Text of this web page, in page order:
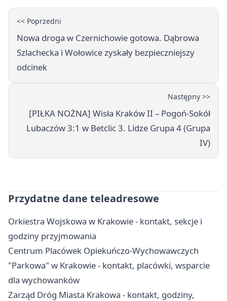
<< Poprzedni
Nowa droga w Czernichowie gotowa. Dąbrowa
Szlachecka i Wołowice zyskały bezpieczniejszy
odcinek
Następny >>
[PIŁKA NOŻNA] Wisła Kraków II – Pogoń-Sokół
Lubaczów 3:1 w Betclic 3. Lidze Grupa 4 (Grupa
IV)
Przydatne dane teleadresowe
Orkiestra Wojskowa w Krakowie - kontakt, sekcje i
godziny przyjmowania
Centrum Placówek Opiekuńczo-Wychowawczych
"Parkowa" w Krakowie - kontakt, placówki, wsparcie
dla wychowanków
Zarząd Dróg Miasta Krakowa - kontakt, godziny,